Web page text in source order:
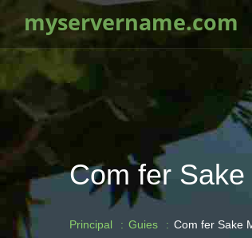
myservername.com
Com fer
Principal Guies Com fer Sake